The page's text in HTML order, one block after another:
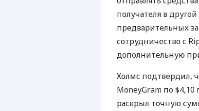
получателя в
предварительных
сотрудничество с
дополнительную
Холмс подтвердил,
MoneyGram по
раскрыл точную